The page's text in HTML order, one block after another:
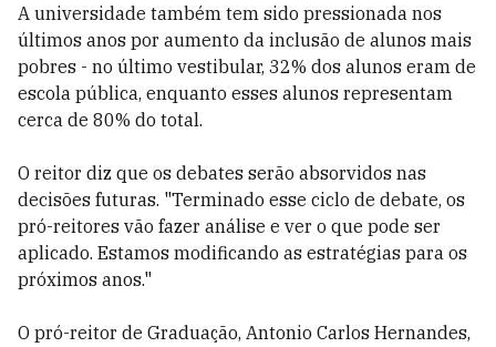
A universidade também tem sido pressionada nos
últimos anos por aumento da inclusão de alunos mais
pobres - no último vestibular, 32% dos alunos eram de
escola pública, enquanto esses alunos representam
cerca de 80% do total.
O reitor diz que os debates serão absorvidos nas
decisões futuras. "Terminado esse ciclo de debate, os
pró-reitores vão fazer análise e ver o que pode ser
aplicado. Estamos modificando as estratégias para os
próximos anos."
O pró-reitor de Graduação, Antonio Carlos Hernandes,